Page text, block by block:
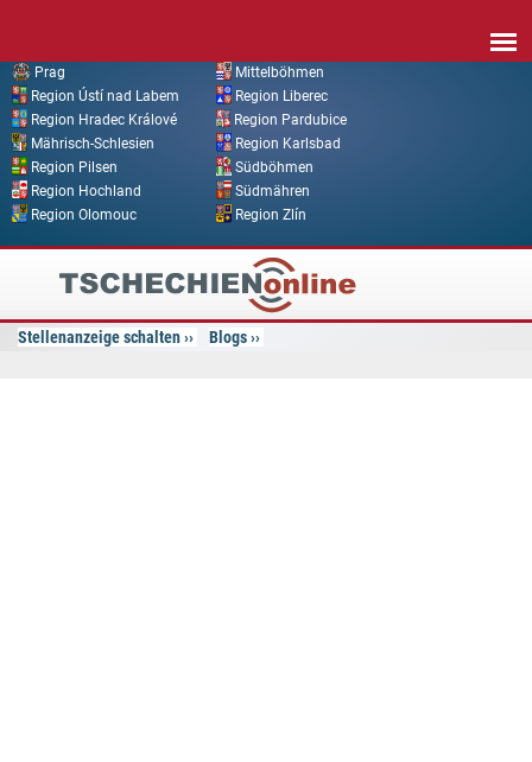
Prag
Mittelböhmen
Region Ústí nad Labem
Region Liberec
Region Hradec Králové
Region Pardubice
Mährisch-Schlesien
Region Karlsbad
Region Pilsen
Südböhmen
Region Hochland
Südmähren
Region Olomouc
Region Zlín
Tschechien
Online
Stellenanzeige schalten Blogs